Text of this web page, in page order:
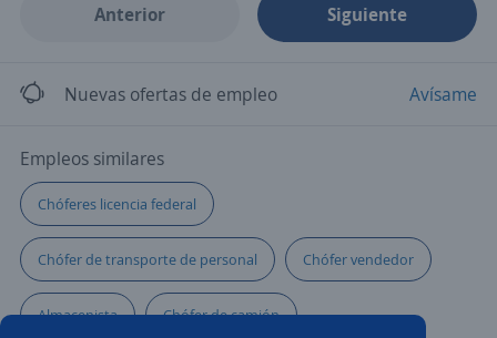
Anterior Siguiente
Nuevas ofertas de empleo Avísame
Empleos similares
Chóferes licencia federal
Chófer de transporte de personal Chófer vendedor
Almacenista Chófer de camión